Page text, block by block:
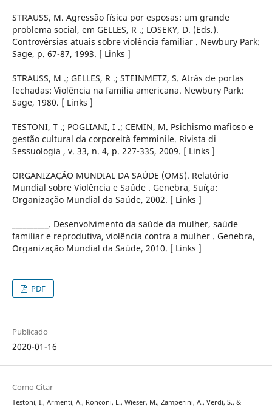
STRAUSS, M. Agressão física por esposas: um grande
problema social, em GELLES, R .; LOSEKY, D. (Eds.).
Controvérsias atuais sobre violência familiar . Newbury Park:
Sage, p. 67-87, 1993. [ Links ]
STRAUSS, M .; GELLES, R .; STEINMETZ, S. Atrás de portas
fechadas: Violência na família americana. Newbury Park:
Sage, 1980. [ Links ]
TESTONI, T .; POGLIANI, I .; CEMIN, M. Psichismo mafioso e
gestão cultural da corporeità femminile. Rivista di
Sessuologia , v. 33, n. 4, p. 227-335, 2009. [ Links ]
ORGANIZAÇÃO MUNDIAL DA SAÚDE (OMS). Relatório
Mundial sobre Violência e Saúde . Genebra, Suíça:
Organização Mundial da Saúde, 2002. [ Links ]
__________. Desenvolvimento da saúde da mulher, saúde
familiar e reprodutiva, violência contra a mulher . Genebra,
Organização Mundial da Saúde, 2010. [ Links ]
PDF
Publicado
2020-01-16
Como Citar
Testoni, I., Armenti, A., Ronconi, L., Wieser, M., Zamperini, A., Verdi, S., &